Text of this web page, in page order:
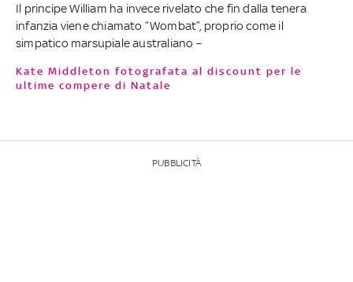
Il principe William ha invece rivelato che fin dalla tenera
infanzia viene chiamato “Wombat”, proprio come il
simpatico marsupiale australiano –
Kate Middleton fotografata al discount per le
ultime compere di Natale
PUBBLICITÀ